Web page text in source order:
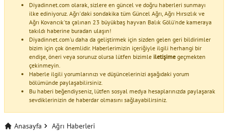
Diyadinnet.com olarak, sizlere en güncel ve doğru haberleri sunmayı
ilke ediniyoruz. Ağrı'daki sondakika tüm Güncel Ağrı, Ağrı Hırsızlık ve
Ağrı Kovancık'ta çalınan 23 büyükbaş hayvan Balık Gölü'nde kameraya
takıldı haberine buradan ulaşın!
Diyadinnet.com'u daha da geliştirmek için sizden gelen geri bildirimler
bizim için çok önemlidir. Haberlerimizin içeriğiyle ilgili herhangi bir
endişe, öneri veya sorunuz olursa lütfen bizimle iletişime geçmekten
çekinmeyin.
Haberle ilgili yorumlarınızı ve düşüncelerinizi aşağıdaki yorum
bölümünde paylaşabilirsiniz.
Bu haberi beğendiyseniz, lütfen sosyal medya hesaplarınızda paylaşarak
sevdiklerinizin de haberdar olmasını sağlayabilirsiniz.
Anasayfa Ağrı Haberleri